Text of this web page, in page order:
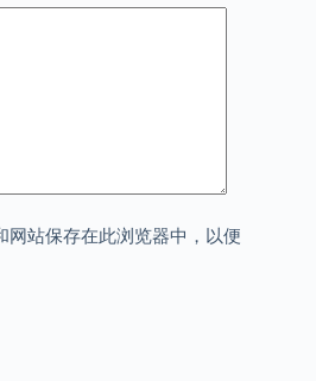
网站保存在此浏览器中，以便